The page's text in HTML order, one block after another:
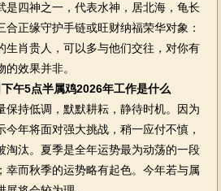
是四神之一，代表水神，居北海，龟长
正缘守护手链或旺财纳福荣华对象：
生肖贵人，可以多与他们交往，对你有
效果并非。
午5点半属鸡2026年工作是什么
持低调，默默耕耘，静待时机。因为
年将面对强大挑战，稍一应付不慎，
淘汰。夏季是全年运势最为动荡的一段
幸而秋季的运势略有起色。今年若与属